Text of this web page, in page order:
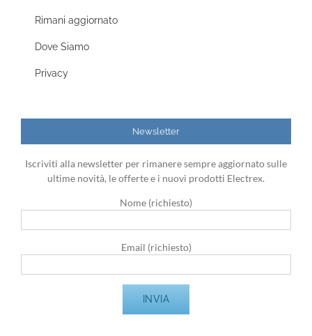
Rimani aggiornato
Dove Siamo
Privacy
Newsletter
Iscriviti alla newsletter per rimanere sempre aggiornato sulle
ultime novità, le offerte e i nuovi prodotti Electrex.
Nome (richiesto)
Email (richiesto)